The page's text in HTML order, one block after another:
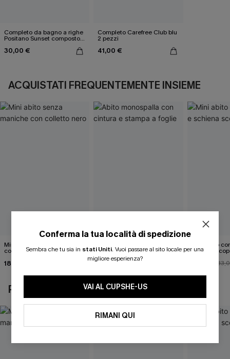
Completo da bagno a righe
Positano Sunset composto
30,00 €
Completo Carefree Club blu
2 pezzi
41,00 €
ACQUISTATI FREQUENTEMENTE INSIEME
Mini abito senza maniche
con colletto nero
18,90 €
cintura e stampa a foglie
26,90 €
Mini abito
schiena
POTREBBE INTERESSARTI ANCHE
Conferma la tua località di spedizione
Sembra che tu sia in stati Uniti. Vuoi passare al sito locale per una
migliore esperienza?
VAI AL CUPSHE-US
RIMANI QUI